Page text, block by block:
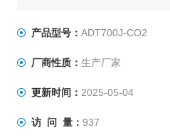
产品型号： ADT700J-CO2
厂商性质： 生产厂家
更新时间： 2025-05-04
访 问 量： 937